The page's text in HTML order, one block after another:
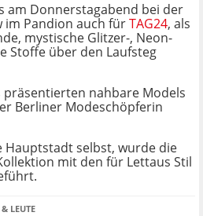
am Donnerstagabend bei der
im Pandion auch fürTAG24, als
mystische Glitzer-, Neon-
Stoffe über den Laufsteg
nahbare Models
Berliner Modeschöpferin
Hauptstadt selbst, wurde die
mit den für Lettaus Stil
LEUTE